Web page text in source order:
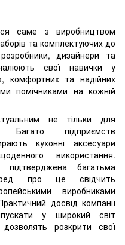
саме з виробництвом
та комплектуючих до
дизайнери та
свої навички у
комфортних та надійних
помічниками на кожній
не тільки для
Багато підприємств
кухонні аксесуари
використання.
підтверджена багатьма
про це свідчить
виробниками
досвід компанії
у широкий світ
дозволять розкрити свої